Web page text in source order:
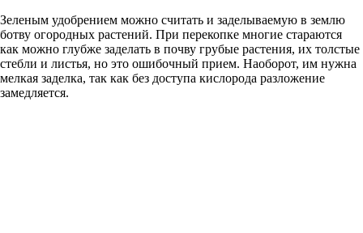
Зеленым удобрением можно считать и заделываемую в землю
ботву огородных растений. При перекопке многие стараются
как можно глубже заделать в почву грубые растения, их толстые
стебли и листья, но это ошибочный прием. Наоборот, им нужна
мелкая заделка, так как без доступа кислорода разложение
замедляется.